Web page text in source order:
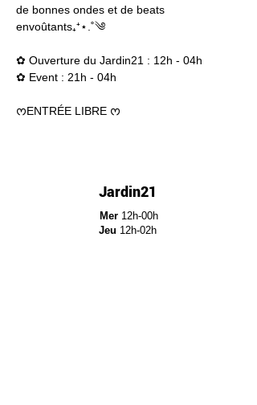
de bonnes ondes et de beats
envoûtants₊⁺⋆.˚༄
✿ Ouverture du Jardin21 : 12h - 04h
✿ Event : 21h - 04h
ᰔENTRÉE LIBRE ᰔ
Jardin21
Mer12h-00h
Jeu 12h-02h